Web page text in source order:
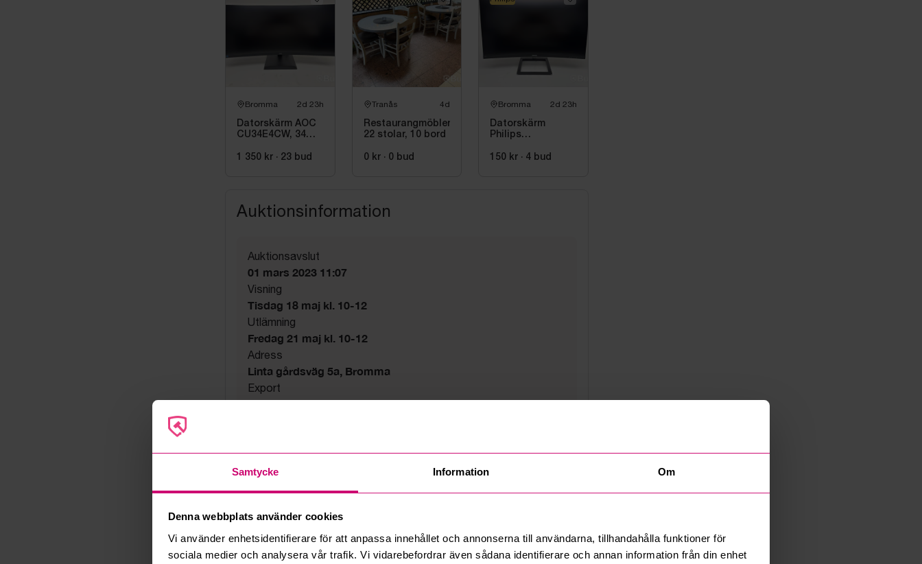
Samtycke Information Om
Denna webbplats använder cookies
Vi använder enhetsidentifierare för att anpassa innehållet och annonserna till användarna, tillhandahålla funktioner för
sociala medier och analysera vår trafik. Vi vidarebefordrar även sådana identifierare och annan information från din enhet
Bromma 2d 23h
Datorskärm AOC
CU34E4CW, 34
1 350 kr · 23 bud
Tranås 4d
Restaurangmöbler,
22 stolar, 10 bord
0 kr · 0 bud
Bromma 2d 23h
Datorskärm
Philips
tum, välvd
150 kr · 4 bud
Auktionsinformation
Auktionsavslut
01 mars 2023 11:07
Visning
Tisdag 18 maj kl. 10-12
Utlämning
Fredag 21 maj kl. 10-12
Adress
Linta gårdsväg 5a, Bromma
Export
Not allowed
Säljare
Konkursbo